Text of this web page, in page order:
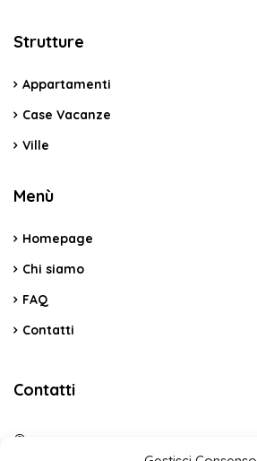
Strutture
Appartamenti
Case Vacanze
Ville
Menù
Homepage
Chi siamo
FAQ
Contatti
Contatti